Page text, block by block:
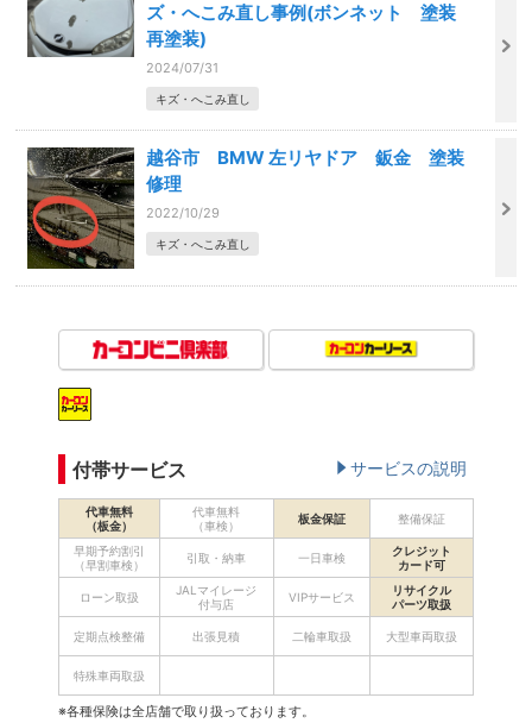
ズ・へこみ直し事例(ボンネット 塗装
再塗装)
2024/07/31
キズ・へこみ直し
越谷市 BMW 左リヤドア 鈑金 塗装
修理
2022/10/29
キズ・へこみ直し
付帯サービス サービスの説明
代車無料
（板金）
代車無料
（車検）
板金保証 整備保証
早期予約割引
（早割車検）
引取・納車 一日車検
クレジット
カード可
ローン取扱
JALマイレージ
付与店
VIPサービス
リサイクル
パーツ取扱
定期点検整備 出張見積 二輪車取扱 大型車両取扱
特殊車両取扱
※各種保険は全店舗で取り扱っております。